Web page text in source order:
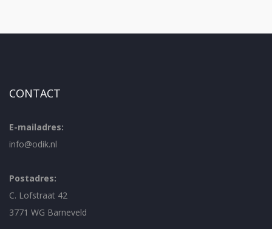
CONTACT
E-mailadres:
info@odik.nl
Postadres:
C. Lofstraat 42
3771 WG Barneveld